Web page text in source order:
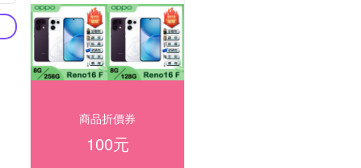
商品折價券
100元